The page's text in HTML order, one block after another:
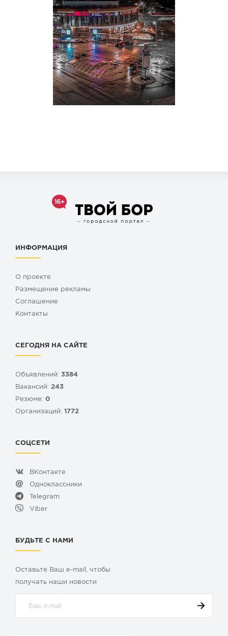
ИНФОРМАЦИЯ
О проекте
Размещение рекламы
Cоглашение
Контакты
СЕГОДНЯ НА САЙТЕ
Объявлений: 3384
Вакансий: 243
Резюме: 0
Организаций: 1772
СОЦСЕТИ
ВКонтакте
Одноклассники
Telegram
Viber
БУДЬТЕ С НАМИ
Оставьте Ваш e-mail, чтобы
получать наши новости